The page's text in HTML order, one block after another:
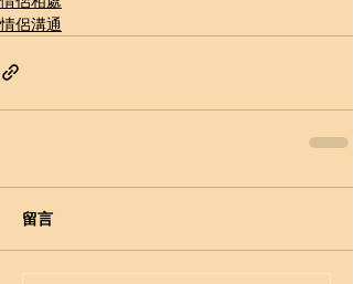
情侶溝通
留言